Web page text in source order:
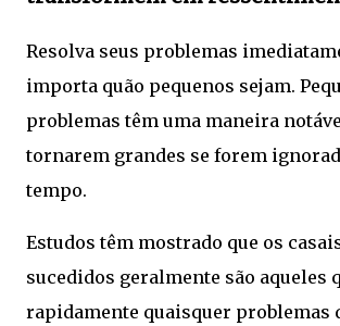
Resolva seus problemas
importa quão pequenos sejam.
problemas têm uma maneira
tornarem grandes se forem
tempo.
Estudos têm mostrado que os
sucedidos geralmente são aqueles
rapidamente quaisquer problemas